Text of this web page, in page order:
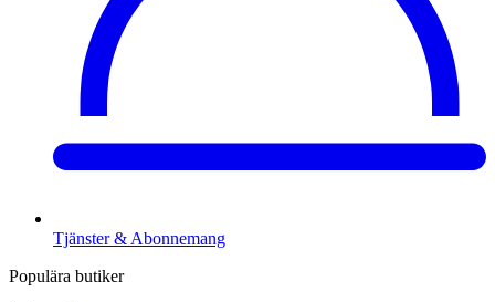
Tjänster & Abonnemang
Populära butiker